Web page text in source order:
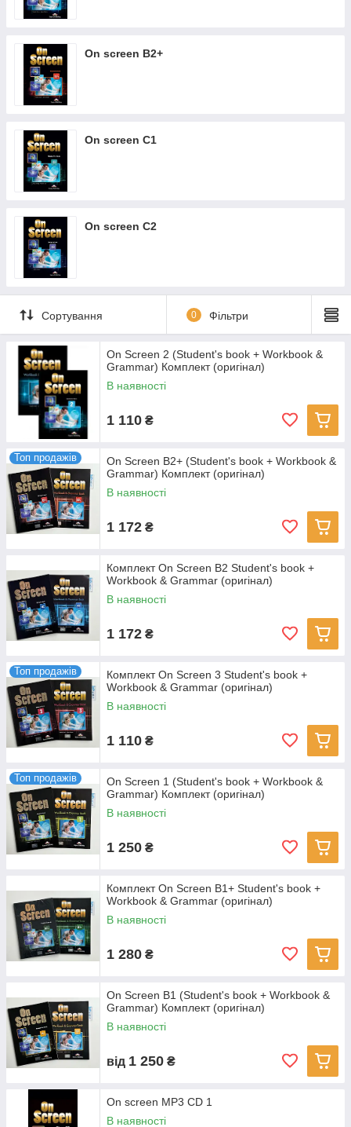
On screen B2+
On screen C1
On screen C2
Сортування 0 Фільтри
On Screen 2 (Student's book + Workbook &
Grammar) Комплект (оригінал)
В наявності
1 110 ₴
Топ продажів
On Screen B2+ (Student's book + Workbook &
Grammar) Комплект (оригінал)
В наявності
1 172 ₴
Комплект On Screen B2 Student's book +
Workbook & Grammar (оригінал)
В наявності
1 172 ₴
Топ продажів
Комплект On Screen 3 Student's book +
Workbook & Grammar (оригінал)
В наявності
1 110 ₴
Топ продажів
On Screen 1 (Student's book + Workbook &
Grammar) Комплект (оригінал)
В наявності
1 250 ₴
Комплект On Screen B1+ Student's book +
Workbook & Grammar (оригінал)
В наявності
1 280 ₴
On Screen B1 (Student's book + Workbook &
Grammar) Комплект (оригінал)
В наявності
від 1 250 ₴
On screen MP3 CD 1
В наявності